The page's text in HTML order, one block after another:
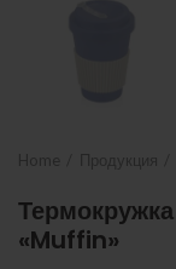
«Muffin»